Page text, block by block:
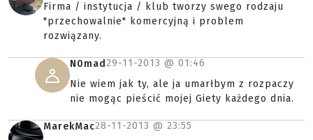
Firma / instytucja / klub tworzy swego rodzaju
"przechowalnie" komercyjną i problem
rozwiązany.
N0mad29-11-2013 @ 01:46
Nie wiem jak ty, ale ja umarłbym z rozpaczy
nie mogąc pieścić mojej Giety każdego dnia.
MarekMac28-11-2013 @ 23:55